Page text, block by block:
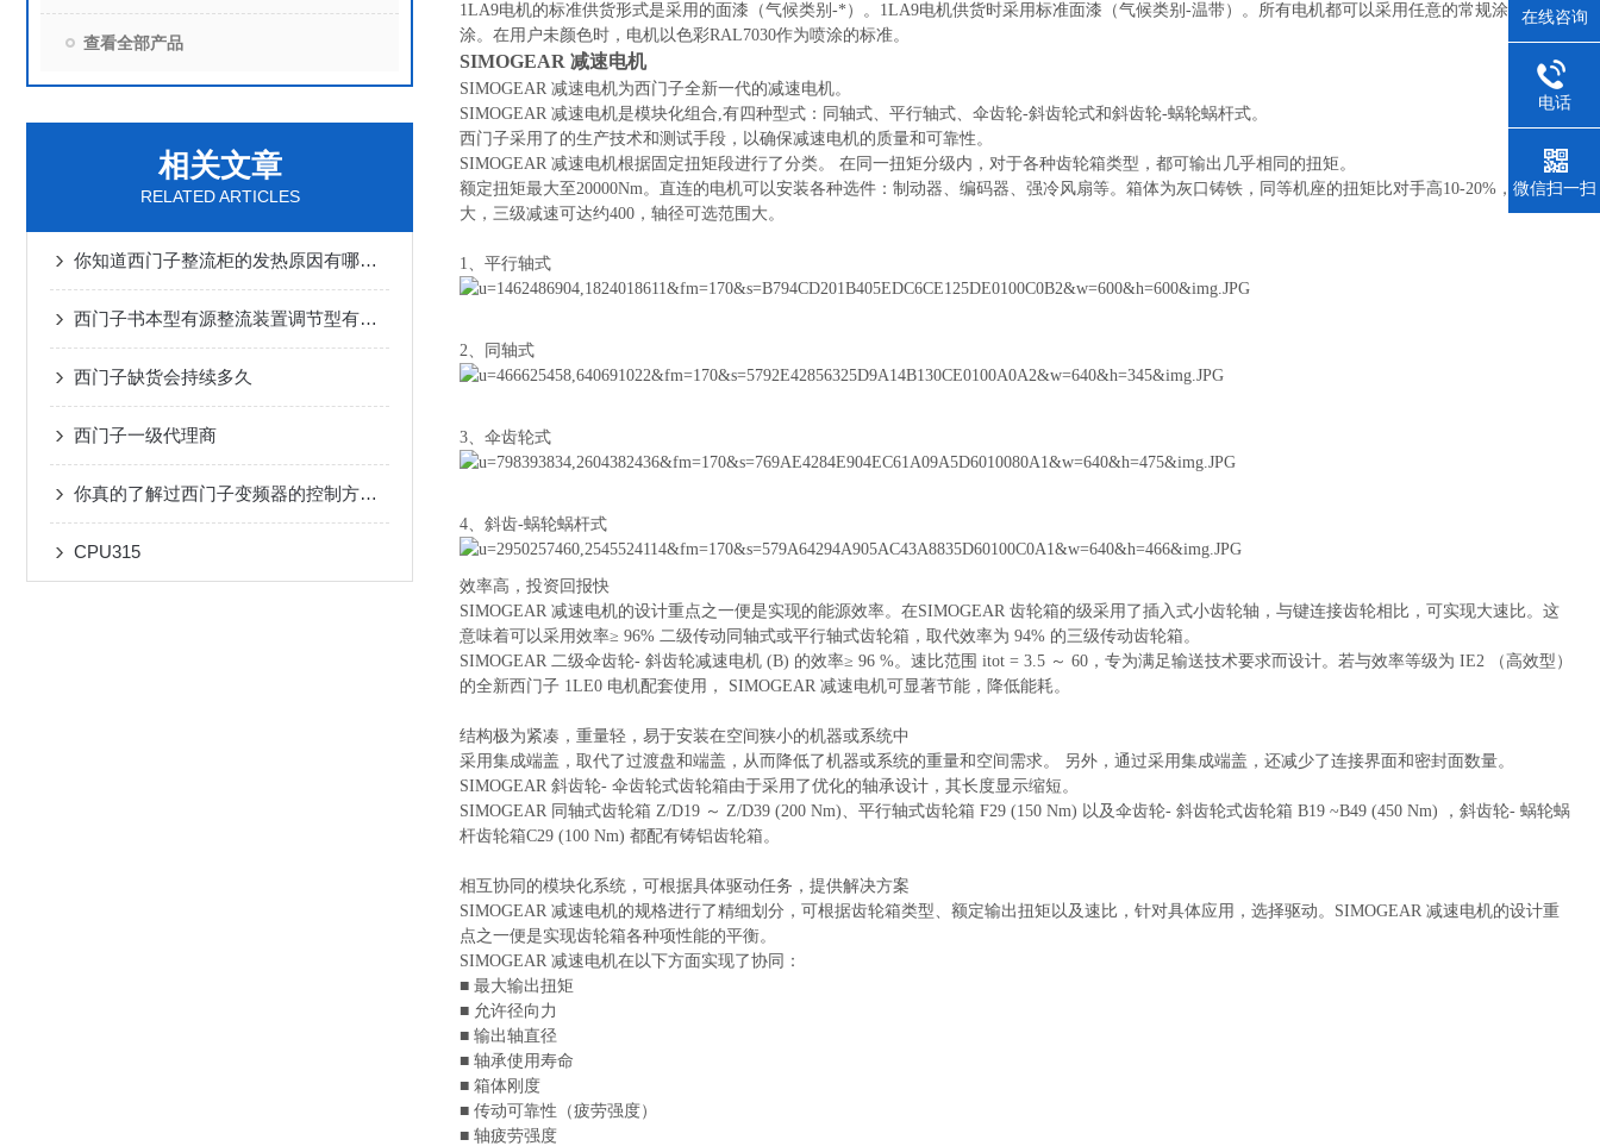
查看全部产品
相关文章
RELATED ARTICLES
你知道西门子整流柜的发热原因有哪些吗
西门子书本型有源整流装置调节型有源整流装置
西门子缺货会持续多久
西门子一级代理商
你真的了解过西门子变频器的控制方法吗？
CPU315
1LA9电机的标准供货形式是采用的面漆（气候类别-*）。1LA9电机供货时采用标准面漆（气候类别-温带）。所有电机都可以采用任意的常规涂料喷
涂。在用户未颜色时，电机以色彩RAL7030作为喷涂的标准。
SIMOGEAR 减速电机
SIMOGEAR 减速电机为西门子全新一代的减速电机。
SIMOGEAR 减速电机是模块化组合,有四种型式：同轴式、平行轴式、伞齿轮-斜齿轮式和斜齿轮-蜗轮蜗杆式。
西门子采用了的生产技术和测试手段，以确保减速电机的质量和可靠性。
SIMOGEAR 减速电机根据固定扭矩段进行了分类。 在同一扭矩分级内，对于各种齿轮箱类型，都可输出几乎相同的扭矩。
额定扭矩最大至20000Nm。直连的电机可以安装各种选件：制动器、编码器、强冷风扇等。箱体为灰口铸铁，同等机座的扭矩比对手高10-20%，速比
大，三级减速可达约400，轴径可选范围大。
1、平行轴式
2、同轴式
3、伞齿轮式
4、斜齿-蜗轮蜗杆式
效率高，投资回报快
SIMOGEAR 减速电机的设计重点之一便是实现的能源效率。在SIMOGEAR 齿轮箱的级采用了插入式小齿轮轴，与键连接齿轮相比，可实现大速比。这
意味着可以采用效率≥ 96% 二级传动同轴式或平行轴式齿轮箱，取代效率为 94% 的三级传动齿轮箱。
SIMOGEAR 二级伞齿轮- 斜齿轮减速电机 (B) 的效率≥ 96 %。速比范围 itot = 3.5 ～ 60，专为满足输送技术要求而设计。若与效率等级为 IE2 （高效型）
的全新西门子 1LE0 电机配套使用， SIMOGEAR 减速电机可显著节能，降低能耗。
结构极为紧凑，重量轻，易于安装在空间狭小的机器或系统中
采用集成端盖，取代了过渡盘和端盖，从而降低了机器或系统的重量和空间需求。 另外，通过采用集成端盖，还减少了连接界面和密封面数量。
SIMOGEAR 斜齿轮- 伞齿轮式齿轮箱由于采用了优化的轴承设计，其长度显示缩短。
SIMOGEAR 同轴式齿轮箱 Z/D19 ～ Z/D39 (200 Nm)、平行轴式齿轮箱 F29 (150 Nm) 以及伞齿轮- 斜齿轮式齿轮箱 B19 ~B49 (450 Nm) ，斜齿轮- 蜗轮蜗
杆齿轮箱C29 (100 Nm) 都配有铸铝齿轮箱。
相互协同的模块化系统，可根据具体驱动任务，提供解决方案
SIMOGEAR 减速电机的规格进行了精细划分，可根据齿轮箱类型、额定输出扭矩以及速比，针对具体应用，选择驱动。SIMOGEAR 减速电机的设计重
点之一便是实现齿轮箱各种项性能的平衡。
SIMOGEAR 减速电机在以下方面实现了协同：
■ 最大输出扭矩
■ 允许径向力
■ 输出轴直径
■ 轴承使用寿命
■ 箱体刚度
■ 传动可靠性（疲劳强度）
■ 轴疲劳强度
在线咨询
电话
微信扫一扫